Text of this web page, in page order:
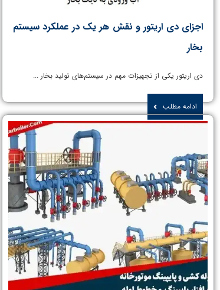
اجزای دی اریتور و نقش هر یک در عملکرد سیستم
بخار
دی اریتور یکی از تجهیزات مهم در سیستم‌های تولید بخار ...
ادامه مطلب